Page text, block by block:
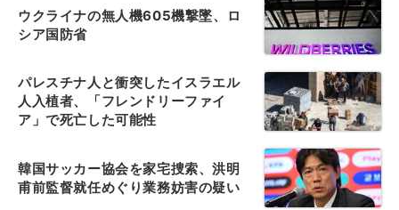
ウクライナの無人機605機撃墜、ロ
シア国防省
パレスチナ人と衝突したイスラエル
人入植者、「フレンドリーファイ
ア」で死亡した可能性
韓国サッカー協会を家宅捜索、洪明
甫前監督就任めぐり業務妨害の疑い